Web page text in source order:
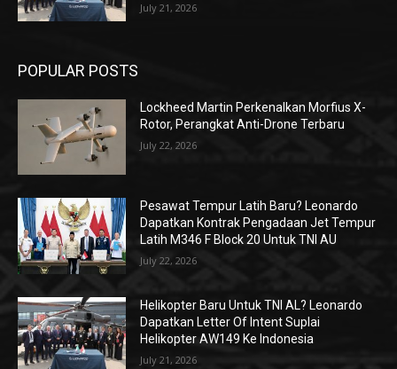
July 21, 2026
POPULAR POSTS
Lockheed Martin Perkenalkan Morfius X-
Rotor, Perangkat Anti-Drone Terbaru
July 22, 2026
Pesawat Tempur Latih Baru? Leonardo
Dapatkan Kontrak Pengadaan Jet Tempur
Latih M346 F Block 20 Untuk TNI AU
July 22, 2026
Helikopter Baru Untuk TNI AL? Leonardo
Dapatkan Letter Of Intent Suplai
Helikopter AW149 Ke Indonesia
July 21, 2026